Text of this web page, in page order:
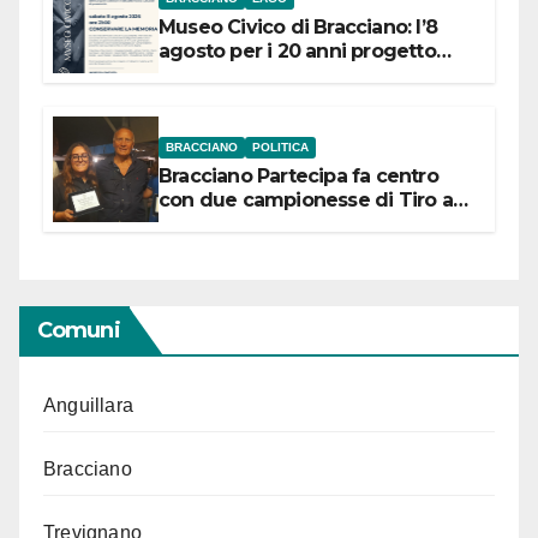
Museo Civico di Bracciano: l’8
agosto per i 20 anni progetto
BRACCIANO POLITICA
Bracciano Partecipa fa centro
con due campionesse di Tiro a
Comuni
Anguillara
Bracciano
Trevignano